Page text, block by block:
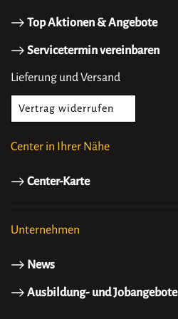
Top Aktionen & Angebote
Servicetermin vereinbaren
Lieferung und Versand
Vertrag widerrufen
Center in Ihrer Nähe
Center-Karte
Unternehmen
News
Ausbildung- und Jobangebote